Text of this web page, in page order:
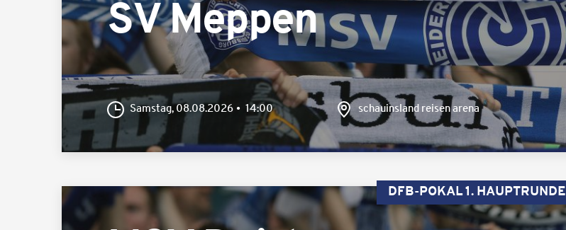
SV Meppen
Samstag, 08.08.2026 14:00 schauinsland reisen arena
DFB-POKAL 1. HAUPTRUNDE